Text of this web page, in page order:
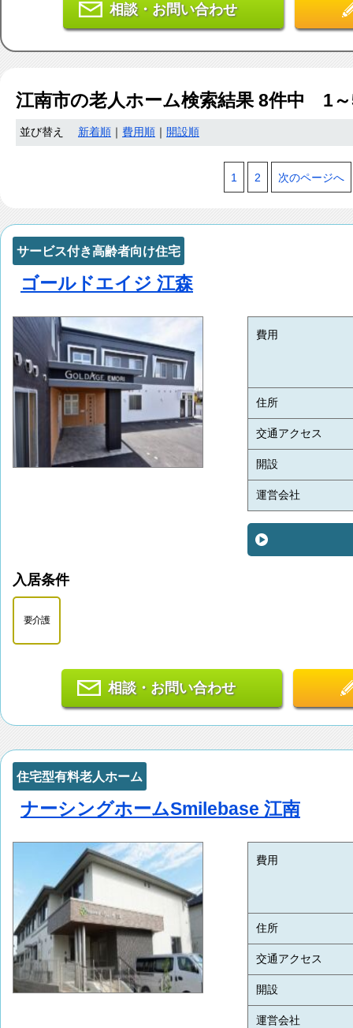
相談・お問い合わせ
江南市の老人ホーム検索結果 8件中 1～
並び替え 新着順 費用順 開設順
1 2 次のページへ
サービス付き高齢者向け住宅
ゴールドエイジ 江森
費用
住所
交通アクセス
開設
運営会社
入居条件
要介護
相談・お問い合わせ
住宅型有料老人ホーム
ナーシングホームSmilebase 江南
費用
住所
交通アクセス
開設
運営会社